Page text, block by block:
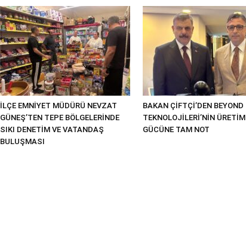
İLÇE EMNİYET MÜDÜRÜ NEVZAT
GÜNEŞ’TEN TEPE BÖLGELERİNDE
SIKI DENETİM VE VATANDAŞ
BULUŞMASI
BAKAN ÇİFTÇİ’DEN BEYOND
TEKNOLOJİLERİ’NİN ÜRETİM
GÜCÜNE TAM NOT